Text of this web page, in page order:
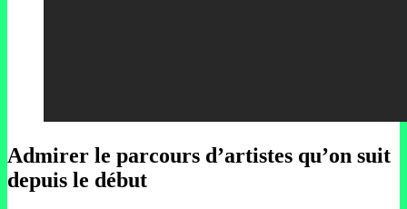
Admirer le parcours d’artistes qu’on suit
depuis le début